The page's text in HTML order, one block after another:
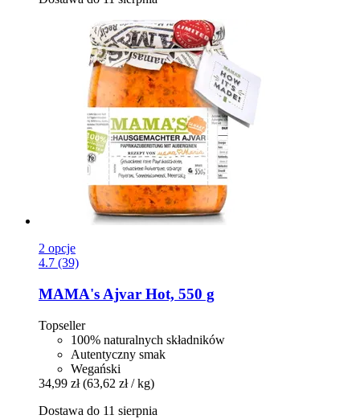
2 opcje
4.7 (39)
MAMA's Ajvar Hot, 550 g
Topseller
100% naturalnych składników
Autentyczny smak
Wegański
34,99 zł (63,62 zł / kg)
Dostawa do 11 sierpnia